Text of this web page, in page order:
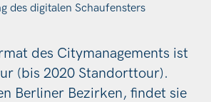
des digitalen Schaufensters
des Citymanagements ist
(bis 2020 Standorttour).
Berliner Bezirken, findet sie